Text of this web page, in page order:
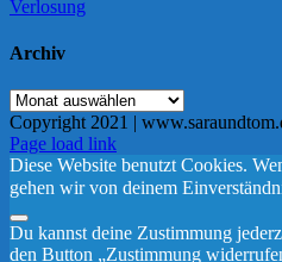
Verlosung
Archiv
Archiv
Copyright 2021 |
Instagram
Page load link
Diese Website benutzt Cookies.
gehen wir von deinem
Du kannst deine Zustimmung
den Button „Zustimmung